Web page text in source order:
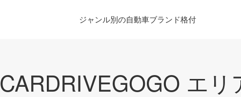
ジャンル別の自動車ブランド格付
CARDRIVEGOGO エリ